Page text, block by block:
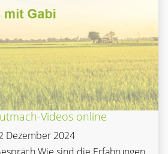
Videos online
Dezember 2024